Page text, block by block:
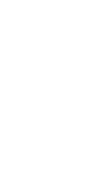
Se trata de
Real Madrid y
momento. De
este empresario
su firma Cox
El Barça
de Florentino